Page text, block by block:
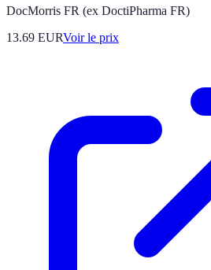
DocMorris FR (ex DoctiPharma FR)
13.69 EURVoir le prix